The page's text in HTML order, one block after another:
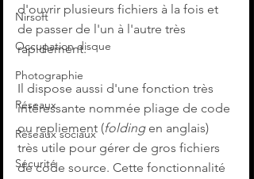
Nirsoft
Occupation disque
Photographie
Réseaux
Réseaux sociaux
Sécurité
d'ouvrir plusieurs fichiers à la fois et
de passer de l'un à l'autre très
rapidement.
Il dispose aussi d'une fonction très
intéressante nommée pliage de code
ou repliement (folding en anglais)
très utile pour gérer de gros fichiers
de code source. Cette fonctionnalité